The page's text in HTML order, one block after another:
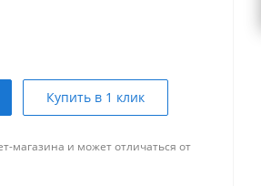
Купить в 1 клик
магазина и может отличаться от